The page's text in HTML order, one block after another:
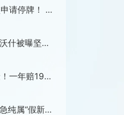
十连板“妖股”警告：可能再次申请停牌！ | 盘后公告精选
坦承失误但绝不妥协！沃什被曝坚持“极简”沟通，保留9月加息选项
非洲黄金霸主强势“倒卖”黄金！一年赔19亿美元也要干
特朗普怒斥美军武器告急纯属“假新闻”，但官方文件却并非如此